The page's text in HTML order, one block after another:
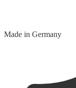
Made in Germany